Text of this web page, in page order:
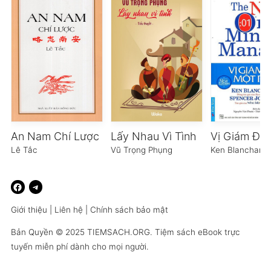
An Nam Chí Lược
Lê Tắc
Lấy Nhau Vì Tình
Vũ Trọng Phụng Ken Blanchard
Giới thiệu Liên hệ Chính sách bảo mật
Bản Quyền © 2025 TIEMSACH.ORG. Tiệm sách eBook trực
tuyến miễn phí dành cho mọi người.